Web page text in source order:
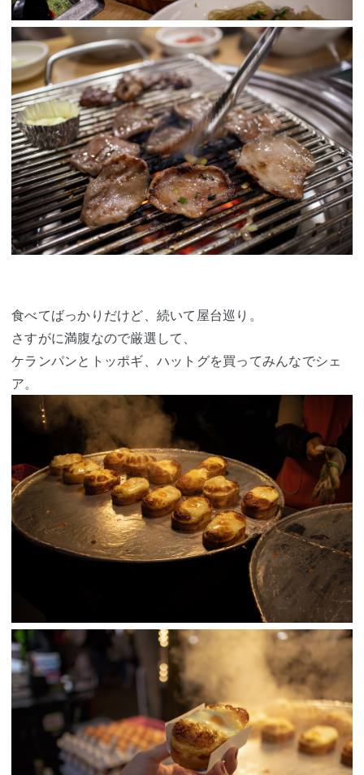
食べてばっかりだけど、続いて屋台巡り。
さすがに満腹なので厳選して、
ケランパンとトッポギ、ハットグを買ってみんなでシェ
ア。